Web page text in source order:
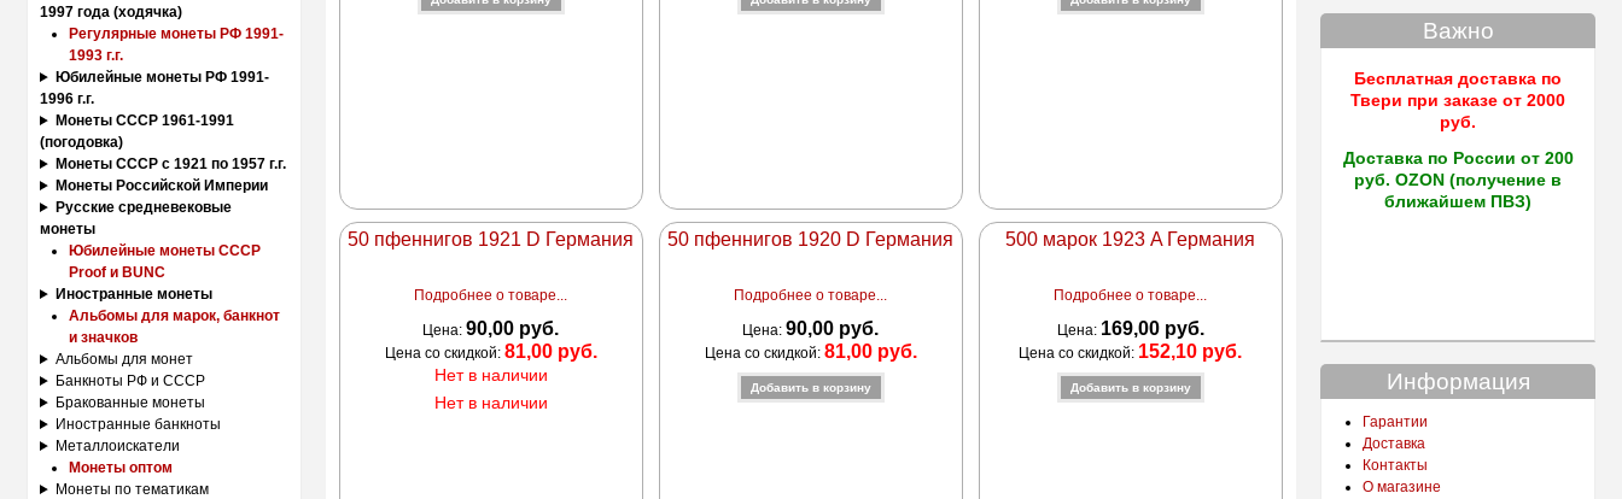
1997 года (ходячка)
Регулярные монеты РФ 1991-
1993 г.г.
Юбилейные монеты РФ 1991-
1996 г.г.
Монеты СССР 1961-1991
(погодовка)
Монеты СССР с 1921 по 1957 г.г.
Монеты Российской Империи
Русские средневековые
монеты
Юбилейные монеты СССР
Proof и BUNC
Иностранные монеты
Альбомы для марок, банкнот
и значков
Альбомы для монет
Банкноты РФ и СССР
Бракованные монеты
Иностранные банкноты
Металлоискатели
Монеты оптом
Монеты по тематикам
50 пфеннигов 1921 D Германия
Подробнее о товаре...
Цена:90,00 руб.
Цена со скидкой: 81,00 руб.
Нет в наличии
Нет в наличии
50 пфеннигов 1920 D Германия
Подробнее о товаре...
Цена:90,00 руб.
Цена со скидкой: 81,00 руб.
500 марок 1923 A Германия
Подробнее о товаре...
Цена: 169,00 руб.
Цена со скидкой: 152,10 руб.
Важно
Бесплатная доставка по
Твери при заказе от 2000
руб.
Доставка по России от 200
руб. OZON (получение в
ближайшем ПВЗ)
Информация
Гарантии
Доставка
Контакты
О магазине